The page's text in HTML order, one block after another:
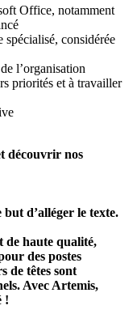
Office, notamment
spécialisé, considérée
l’organisation
priorités et à travailler
découvrir nos
d’alléger le texte.
de haute qualité,
des postes
de têtes sont
Avec Artemis,
!